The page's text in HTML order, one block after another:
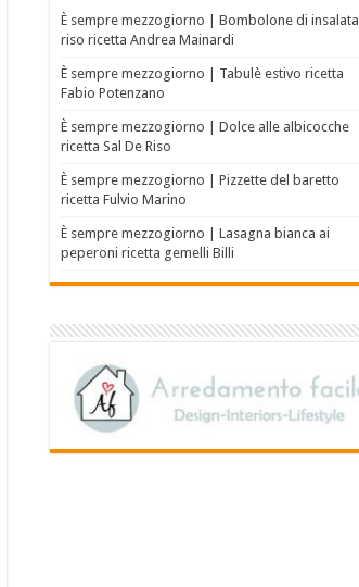
È sempre mezzogiorno | Bombolone di
riso ricetta Andrea Mainardi
È sempre mezzogiorno | Tabulè estivo ricetta
Fabio Potenzano
È sempre mezzogiorno | Dolce alle albicocche
ricetta Sal De Riso
È sempre mezzogiorno | Pizzette del baretto
ricetta Fulvio Marino
È sempre mezzogiorno | Lasagna bianca ai
peperoni ricetta gemelli Billi